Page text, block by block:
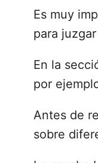
Es muy
para
En la
por
Antes de
sobre